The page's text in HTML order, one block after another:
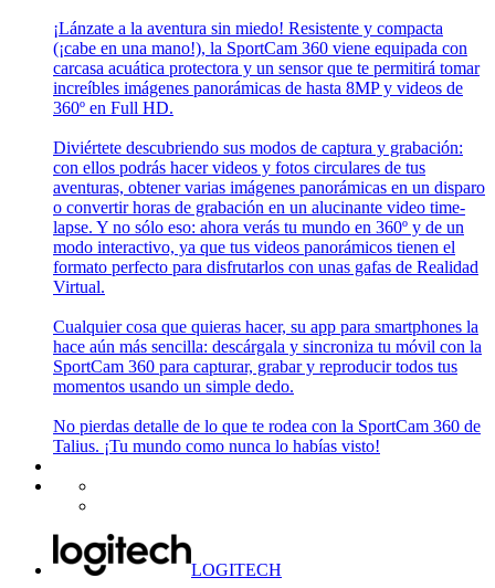
¡Lánzate a la aventura sin miedo! Resistente y compacta
(¡cabe en una mano!), la SportCam 360 viene equipada con
carcasa acuática protectora y un sensor que te permitirá tomar
increíbles imágenes panorámicas de hasta 8MP y videos de
360º en Full HD.
Diviértete descubriendo sus modos de captura y grabación:
con ellos podrás hacer videos y fotos circulares de tus
aventuras, obtener varias imágenes panorámicas en un disparo
o convertir horas de grabación en un alucinante video time-
lapse. Y no sólo eso: ahora verás tu mundo en 360º y de un
modo interactivo, ya que tus videos panorámicos tienen el
formato perfecto para disfrutarlos con unas gafas de Realidad
Virtual.
Cualquier cosa que quieras hacer, su app para smartphones la
hace aún más sencilla: descárgala y sincroniza tu móvil con la
SportCam 360 para capturar, grabar y reproducir todos tus
momentos usando un simple dedo.
No pierdas detalle de lo que te rodea con la SportCam 360 de
Talius. ¡Tu mundo como nunca lo habías visto!
LOGITECH